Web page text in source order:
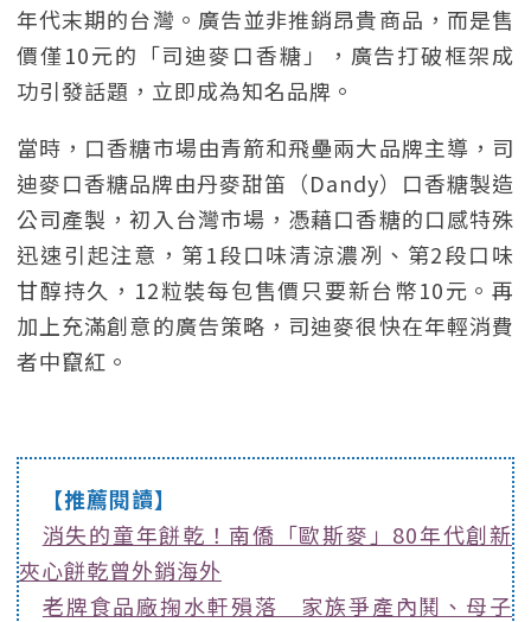
年代末期的台灣。廣告並非推銷昂貴商品，而是售
價僅10元的「司迪麥口香糖」，廣告打破框架成
功引發話題，立即成為知名品牌。
當時，口香糖市場由青箭和飛壘兩大品牌主導，司
迪麥口香糖品牌由丹麥甜笛（Dandy）口香糖製造
公司產製，初入台灣市場，憑藉口香糖的口感特殊
迅速引起注意，第1段口味清涼濃冽、第2段口味
甘醇持久，12粒裝每包售價只要新台幣10元。再
加上充滿創意的廣告策略，司迪麥很快在年輕消費
者中竄紅。
【推薦閱讀】
消失的童年餅乾！南僑「歐斯麥」80年代創新
夾心餅乾曾外銷海外
老牌食品廠掬水軒殞落 家族爭產內鬨、母子